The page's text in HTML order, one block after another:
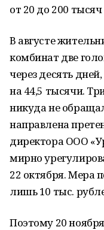
от 20 до 200
В августе
комбинат две
через десять
на 44,5 тысячи.
никуда не
направлена
директора ООО
мирно
22 октября. Мера
лишь 10 тыс.
Поэтому 20